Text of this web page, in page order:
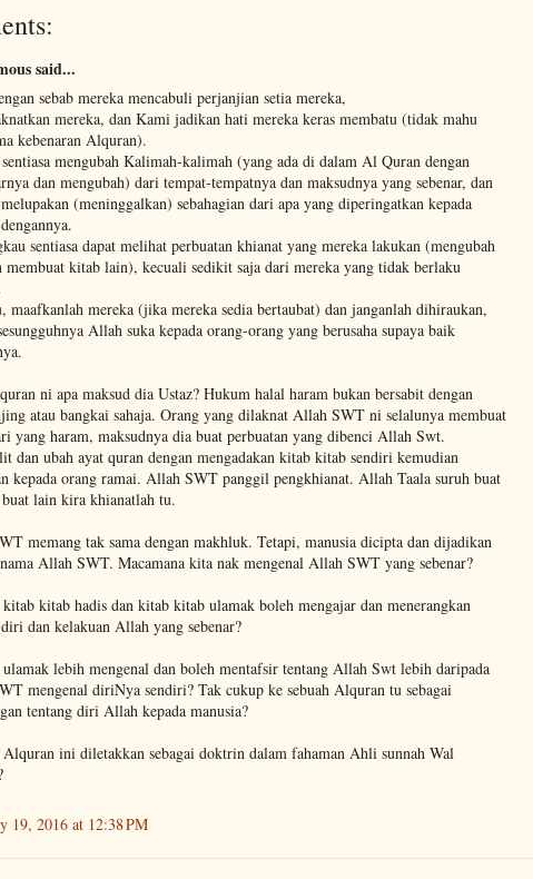
said...
sebab mereka mencabuli perjanjian setia mereka,
mereka, dan Kami jadikan hati mereka keras membatu (tidak mahu
kebenaran Alquran).
mengubah Kalimah-kalimah (yang ada di dalam Al Quran dengan
dan mengubah) dari tempat-tempatnya dan maksudnya yang sebenar, dan
(meninggalkan) sebahagian dari apa yang diperingatkan kepada
sentiasa dapat melihat perbuatan khianat yang mereka lakukan (mengubah
membuat kitab lain), kecuali sedikit saja dari mereka yang tidak berlaku
maafkanlah mereka (jika mereka sedia bertaubat) dan janganlah dihiraukan,
Allah suka kepada orang-orang yang berusaha supaya baik
ni apa maksud dia Ustaz? Hukum halal haram bukan bersabit dengan
atau bangkai sahaja. Orang yang dilaknat Allah SWT ni selalunya membuat
yang haram, maksudnya dia buat perbuatan yang dibenci Allah Swt.
dan ubah ayat quran dengan mengadakan kitab kitab sendiri kemudian
kepada orang ramai. Allah SWT panggil pengkhianat. Allah Taala suruh buat
lain kira khianatlah tu.
memang tak sama dengan makhluk. Tetapi, manusia dicipta dan dijadikan
Allah SWT. Macamana kita nak mengenal Allah SWT yang sebenar?
kitab hadis dan kitab kitab ulamak boleh mengajar dan menerangkan
dan kelakuan Allah yang sebenar?
lebih mengenal dan boleh mentafsir tentang Allah Swt lebih daripada
mengenal diriNya sendiri? Tak cukup ke sebuah Alquran tu sebagai
tentang diri Allah kepada manusia?
ini diletakkan sebagai doktrin dalam fahaman Ahli sunnah Wal
19, 2016 at 12:38 PM